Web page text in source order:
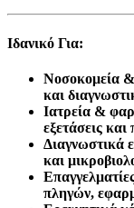
Ιδανικό Για:
Νοσοκομεία &
και
Ιατρεία &
εξετάσεις
Διαγνωστικά
και
πληγών,